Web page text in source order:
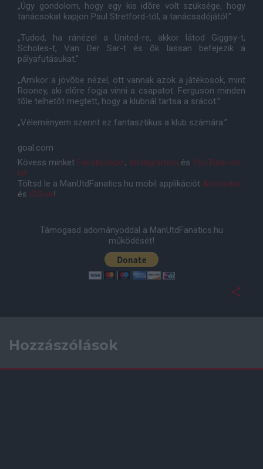
„Úgy gondolom, hogy egy kis idõre volt szüksége, hogy
tanácsokat kapjon Paul Stretford-tól, a tanácsadójától.”
„Tudod, ha ránézel a United-re, akkor látod Giggsy-t,
Scholes-t, Van Der Sar-t és õk lassan befejezik a
pályafutásukat.”
„Amikor a jövõbe nézel, ott vannak azok a játékosok, mint
Rooney, aki elõre fogja vinni a csapatot. Ferguson minden
tõle telhetõt megtett, hogy a klubnál tartsa a srácot.”
„Véleményem szerint ez fantasztikus a klub számára.”
goal.com
Kövess minket Facebookon, Instagramon és YouTube-on
is!
Töltsd le a ManUtdFanatics.hu mobil applikációt Androidra
és iOS-re!
Támogasd adományoddal a ManUtdFanatics.hu
működését!
Hozzászólások